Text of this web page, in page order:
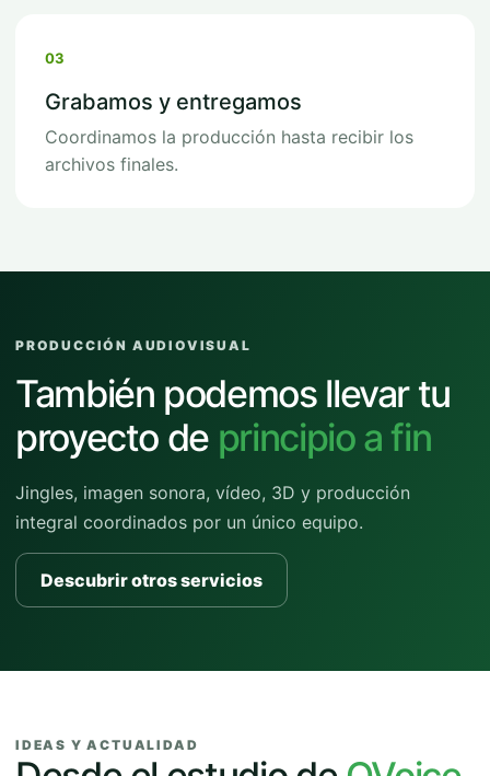
03
Grabamos y entregamos
Coordinamos la producción hasta recibir los
archivos finales.
PRODUCCIÓN AUDIOVISUAL
También podemos llevar tu
proyecto de principio a fin
Jingles, imagen sonora, vídeo, 3D y producción
integral coordinados por un único equipo.
Descubrir otros servicios
IDEAS Y ACTUALIDAD